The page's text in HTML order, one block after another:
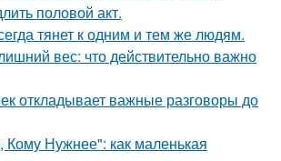
половой акт.
тянет к одним и тем же людям.
вес: что действительно важно
откладывает важные разговоры до
Кому Нужнее": как маленькая